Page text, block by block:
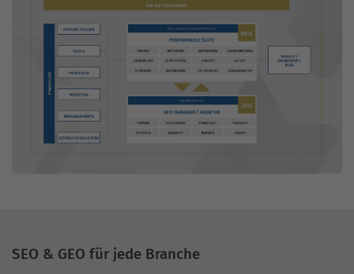
SEO & GEO für jede Branche